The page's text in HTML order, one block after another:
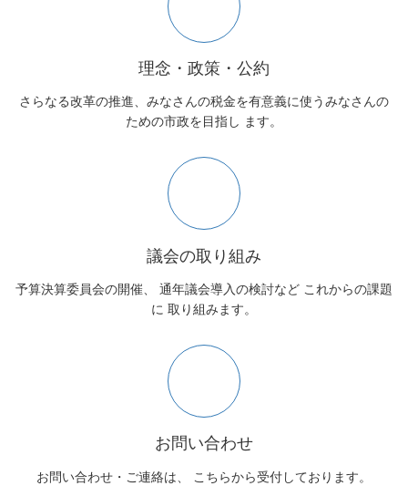
理念・政策・公約
さらなる改革の推進、みなさんの税金を有意義に使うみなさんの
ための市政を目指し ます。
議会の取り組み
予算決算委員会の開催、 通年議会導入の検討など これからの課題
に 取り組みます。
お問い合わせ
お問い合わせ・ご連絡は、 こちらから受付しております。